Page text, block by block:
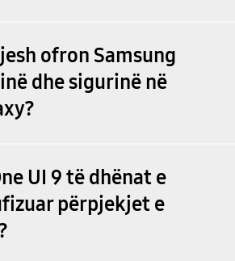
ofron Samsung
dhe sigurinë në
UI 9 të dhënat e
përpjekjet e